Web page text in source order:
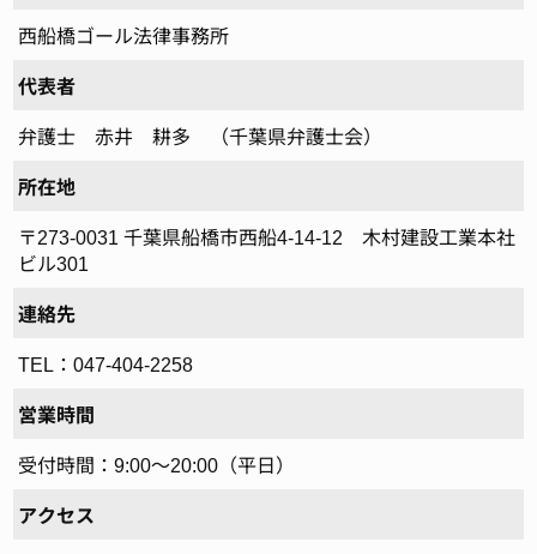
西船橋ゴール法律事務所
代表者
弁護士 赤井 耕多 （千葉県弁護士会）
所在地
〒273-0031 千葉県船橋市西船4-14-12 木村建設工業本社
ビル301
連絡先
TEL：047-404-2258
営業時間
受付時間：9:00～20:00（平日）
アクセス